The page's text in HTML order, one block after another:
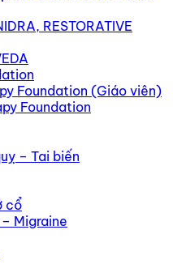
RESTORATIVE
Foundation (Giáo viên)
Foundation
– Tai biến
cổ
Migraine